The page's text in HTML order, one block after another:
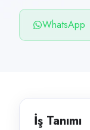
Tam Zamanlı · Ofis
Yayın tarihi
15 Haziran 2026
Başvuru kanalları
WhatsApp, Telefon
WhatsApp
İş Tanımı